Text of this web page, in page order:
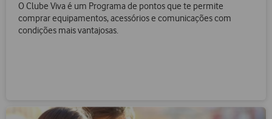
O Clube Viva é um Programa de pontos que te permite
comprar equipamentos, acessórios e comunicações com
condições mais vantajosas.